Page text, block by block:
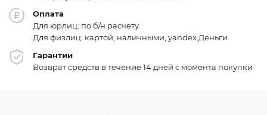
Оплата
Для юрлиц: по б/н расчету.
Для физлиц: картой, наличными, yandex.Деньги
Гарантии
Возврат средств в течение 14 дней с момента покупки